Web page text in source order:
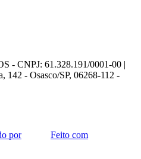
- CNPJ: 61.328.191/0001-00 |
142 - Osasco/SP, 06268-112 -
por Feito com